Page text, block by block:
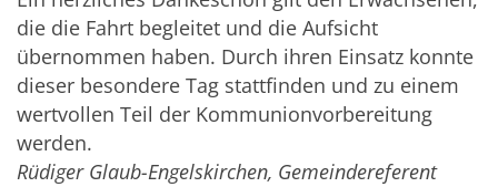
die die Fahrt begleitet und die Aufsicht
übernommen haben. Durch ihren Einsatz konnte
dieser besondere Tag stattfinden und zu einem
wertvollen Teil der Kommunionvorbereitung
werden.
Rüdiger Glaub-Engelskirchen, Gemeindereferent